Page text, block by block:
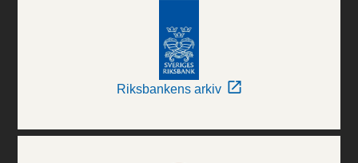
Riksbankens arkiv